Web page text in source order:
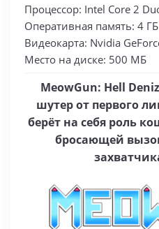
Процессор: Intel Core 2
Оперативная память: 4 ГБ
Видеокарта: Nvidia
Место на диске: 500 МБ
MeowGun: Hell
шутер от первого
берёт на себя роль
бросающей